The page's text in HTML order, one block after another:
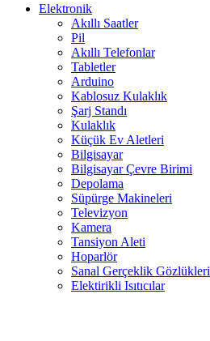
Elektronik
Akıllı Saatler
Pil
Akıllı Telefonlar
Tabletler
Arduino
Kablosuz Kulaklık
Şarj Standı
Kulaklık
Küçük Ev Aletleri
Bilgisayar
Bilgisayar Çevre Birimi
Depolama
Süpürge Makineleri
Televizyon
Kamera
Tansiyon Aleti
Hoparlör
Sanal Gerçeklik Gözlükleri
Elektirikli Isıtıcılar